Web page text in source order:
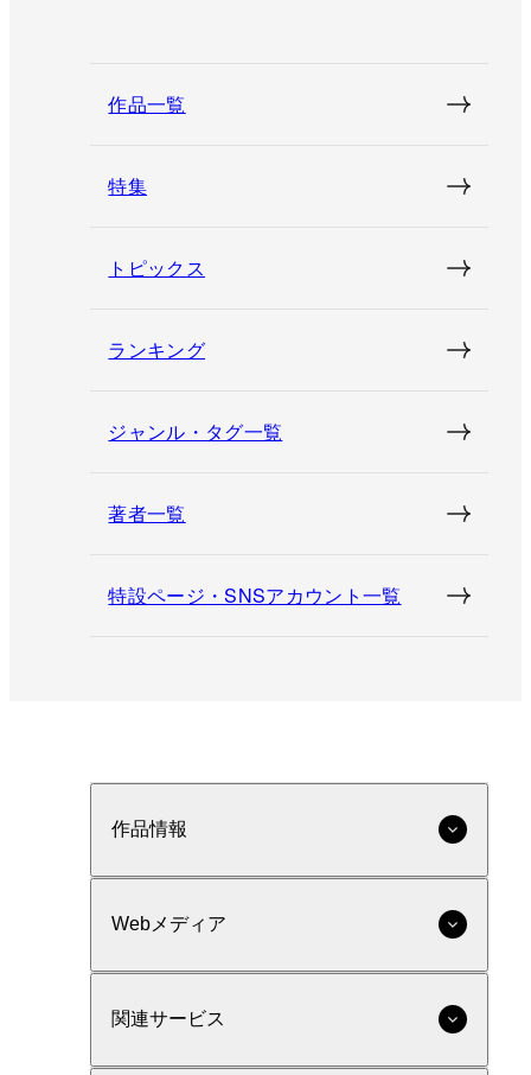
作品一覧
特集
トピックス
ランキング
ジャンル・タグ一覧
著者一覧
特設ページ・SNSアカウント一覧
作品情報
Webメディア
関連サービス